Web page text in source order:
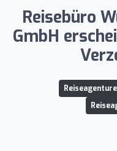
Reisebüro
GmbH